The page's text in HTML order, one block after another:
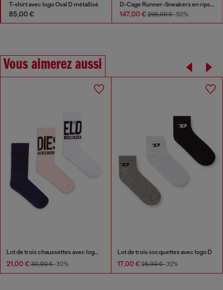
T-shirt avec logo Oval D métallisé
85,00 €
D-Cage Runner-Sneakers en ripstop avec bordure en TPU
147,00 €295,00 €-50%
Vous aimerez aussi
Lot de trois chaussettes avec logo Diesel
21,00 € 30,00 €-30%
Lot de trois socquettes avec logo D
17,00 € 25,00 €-32%